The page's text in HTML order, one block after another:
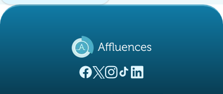
(nueva pestaña)
(nueva pestaña)
(nueva pestaña)
(nueva pestaña)